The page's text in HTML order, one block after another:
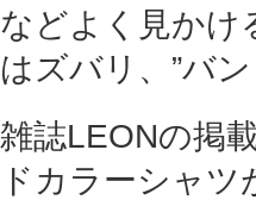
などよく見かけ
はズバリ、”バ
雑誌LEONの掲
ドカラーシャ